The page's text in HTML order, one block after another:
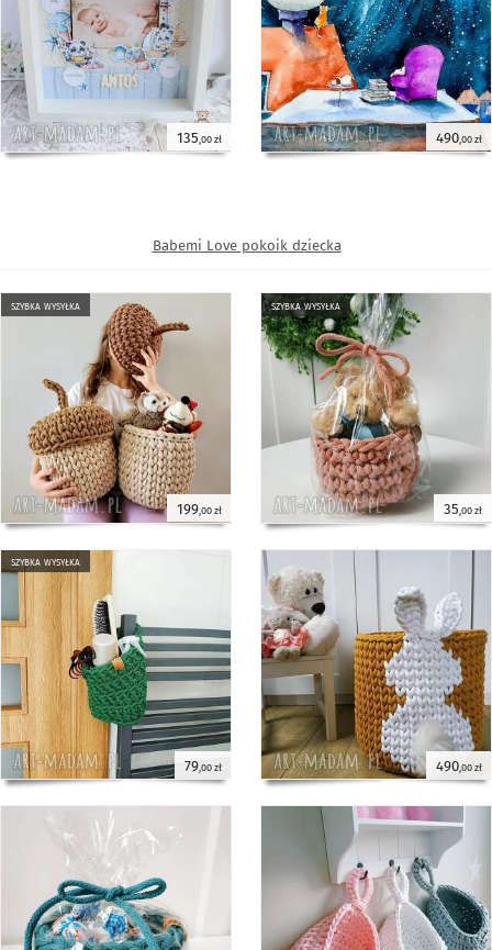
135 ,00 zł 490,00 zł
Babemi Love pokoik dziecka
szybka wysyłka
199,00 zł
szybka wysyłka
35,00 zł
szybka wysyłka
79,00 zł 490,00 zł